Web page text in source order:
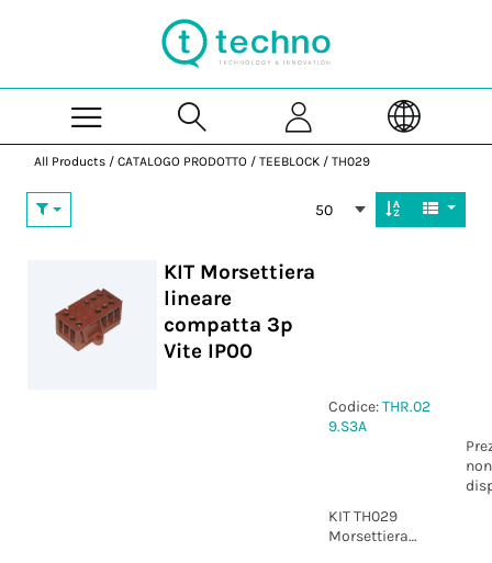
All Products / CATALOGO PRODOTTO / TEEBLOCK / TH029
50
KIT Morsettiera
lineare
compatta 3p
Vite IP00
Codice:THR.02
9.S3A
non
KIT TH029
Morsettiera